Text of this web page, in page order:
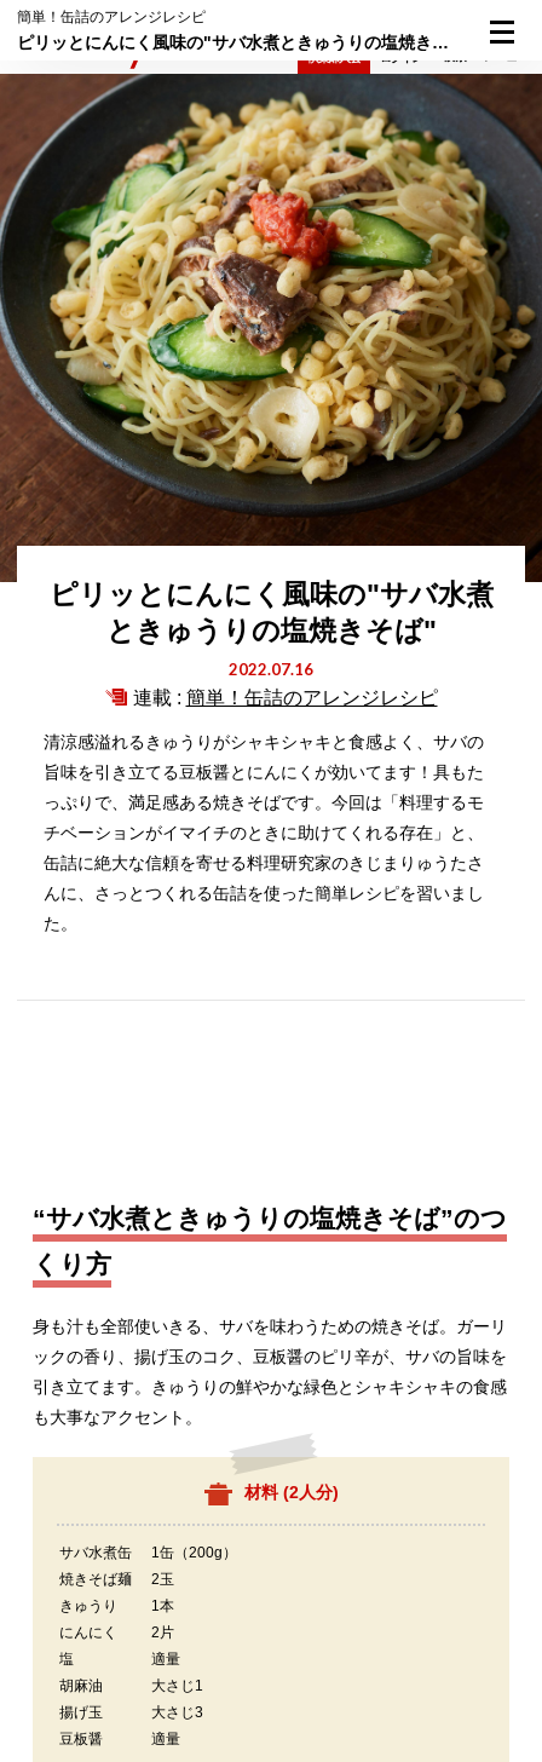
簡単！缶詰のアレンジレシピ
ピリッとにんにく風味の"サバ水煮ときゅうりの塩焼きそば"
ピリッとにんにく風味の"サバ水煮
ときゅうりの塩焼きそば"
2022.07.16
連載 : 簡単！缶詰のアレンジレシピ
清涼感溢れるきゅうりがシャキシャキと食感よく、サバの
旨味を引き立てる豆板醤とにんにくが効いてます！具もた
っぷりで、満足感ある焼きそばです。今回は「料理するモ
チベーションがイマイチのときに助けてくれる存在」と、
缶詰に絶大な信頼を寄せる料理研究家のきじまりゅうたさ
んに、さっとつくれる缶詰を使った簡単レシピを習いまし
た。
“サバ水煮ときゅうりの塩焼きそば”のつ
くり方
身も汁も全部使いきる、サバを味わうための焼きそば。ガーリ
ックの香り、揚げ玉のコク、豆板醤のピリ辛が、サバの旨味を
引き立てます。きゅうりの鮮やかな緑色とシャキシャキの食感
も大事なアクセント。
材料 (2人分)
サバ水煮缶
1缶（200g）
焼きそば麺
2玉
きゅうり
1本
にんにく
2片
塩
適量
胡麻油
大さじ1
揚げ玉
大さじ3
豆板醤
適量